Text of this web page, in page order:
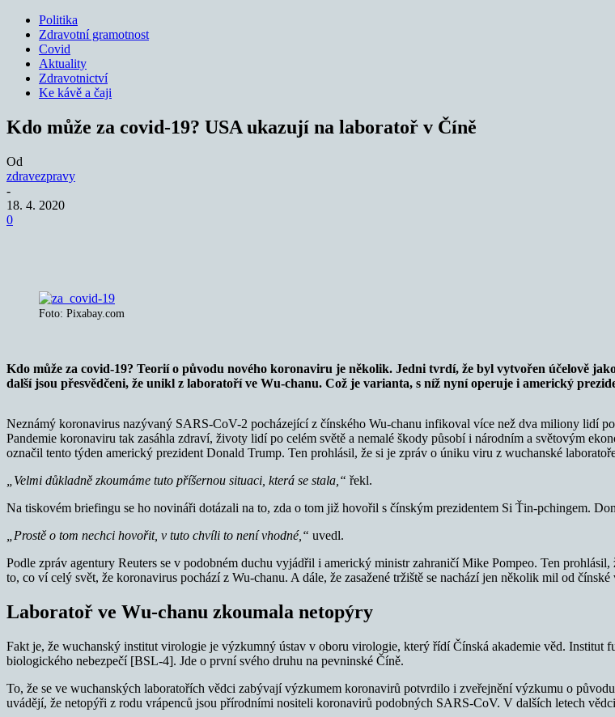
Politika
Zdravotní gramotnost
Covid
Aktuality
Zdravotnictví
Ke kávě a čaji
Kdo může za covid-19? USA ukazují na laboratoř v Číně
Od
zdravezpravy
-
18. 4. 2020
0
Foto: Pixabay.com
Kdo může za covid-19? Teorií o původu nového koronaviru je několik. Jedni tvrdí, že byl vytvořen účelově
další jsou přesvědčeni, že unikl z laboratoří ve Wu-chanu. Což je varianta, s níž nyní operuje i americký
Neznámý koronavirus nazývaný SARS-CoV-2 pocházející z čínského Wu-chanu infikoval více než dva miliony lidí
Pandemie koronaviru tak zasáhla zdraví, životy lidí po celém světě a nemalé škody působí i národním a světovým
označil tento týden americký prezident Donald Trump. Ten prohlásil, že si je zpráv o úniku viru z wuchanské
„Velmi důkladně zkoumáme tuto příšernou situaci, která se stala,“ řekl.
Na tiskovém briefingu se ho novináři dotázali na to, zda o tom již hovořil s čínským prezidentem Si Ťin-pchingem.
„Prostě o tom nechci hovořit, v tuto chvíli to není vhodné,“ uvedl.
Podle zpráv agentury Reuters se v podobném duchu vyjádřil i americký ministr zahraničí Mike Pompeo. Ten
to, co ví celý svět, že koronavirus pochází z Wu-chanu. A dále, že zasažené tržiště se nachází jen několik mil od čínské
Laboratoř ve Wu-chanu zkoumala netopýry
Fakt je, že wuchanský institut virologie je výzkumný ústav v oboru virologie, který řídí Čínská akademie věd. Institut
biologického nebezpečí [BSL-4]. Jde o první svého druhu na pevninské Číně.
To, že se ve wuchanských laboratořích vědci zabývají výzkumem koronavirů potvrdilo i zveřejnění výzkumu o
uvádějí, že netopýři z rodu vrápenců jsou přírodními nositeli koronavirů podobných SARS-CoV. V dalších letech